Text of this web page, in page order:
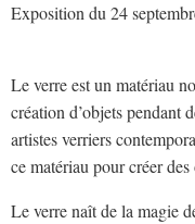
Exposition du 24
Le verre est un matériau
création d’objets pendant
artistes verriers
ce matériau pour créer
Le verre naît de la magie